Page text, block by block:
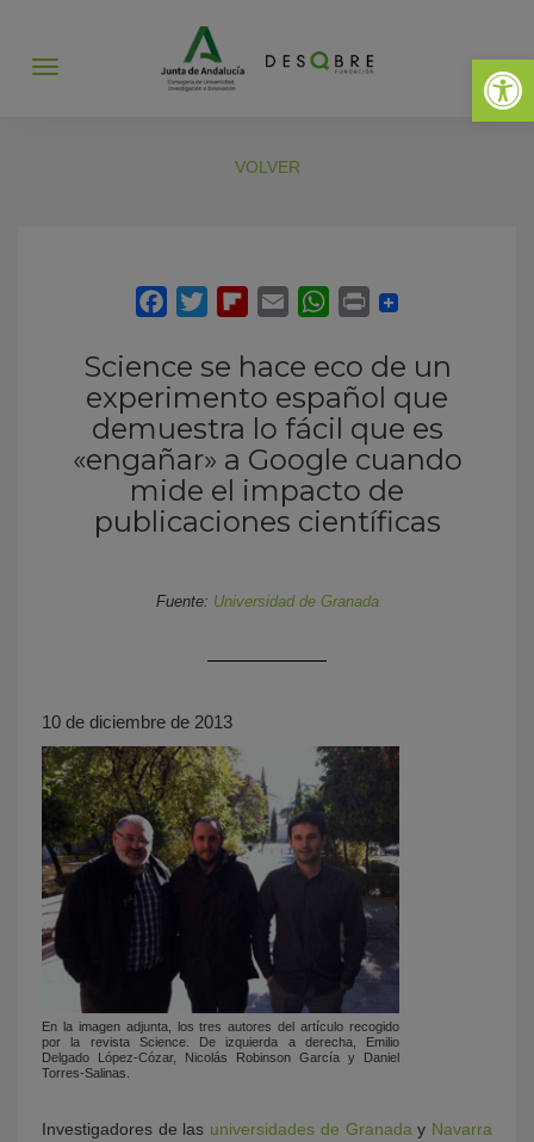
Abrir
Abrir
VOLVER
Science se hace eco de un
experimento español que
demuestra lo fácil que es
«engañar» a Google cuando
mide el impacto de
publicaciones científicas
Fuente: Universidad de Granada
10 de diciembre de 2013
En la imagen adjunta, los tres autores del artículo recogido
por la revista Science. De izquierda a derecha, Emilio
Delgado López-Cózar, Nicolás Robinson García y Daniel
Torres‐Salinas.
Investigadores de las universidades de Granaday Navarra